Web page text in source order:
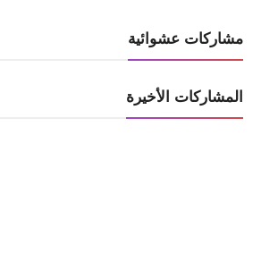
مشاركات عشوائية
المشاركات الأخيرة